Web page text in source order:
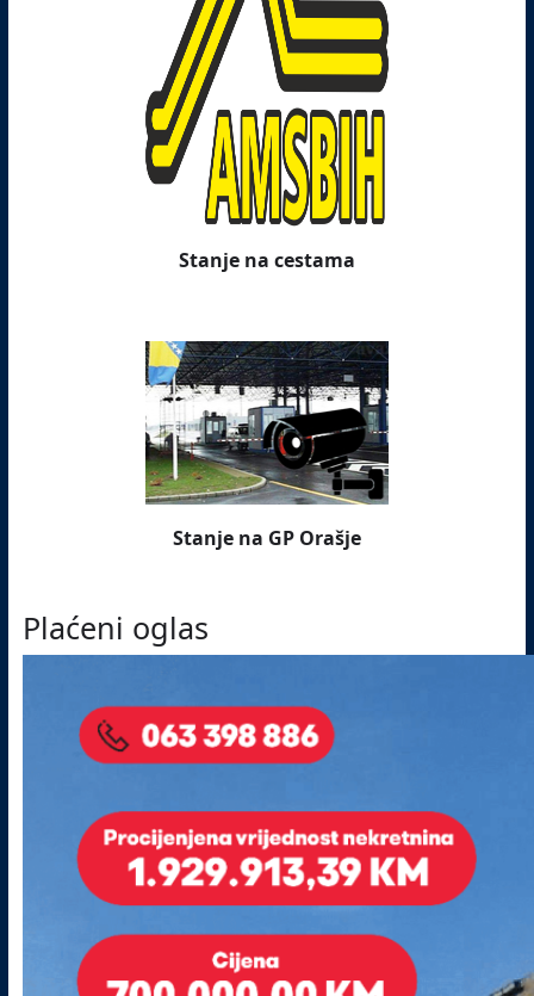
Stanje na cestama
Stanje na GP Orašje
Plaćeni oglas